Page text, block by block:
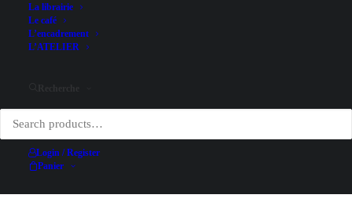
La librairie
Le café
L’encadrement
L’ATELIER
Login / Register
Panier